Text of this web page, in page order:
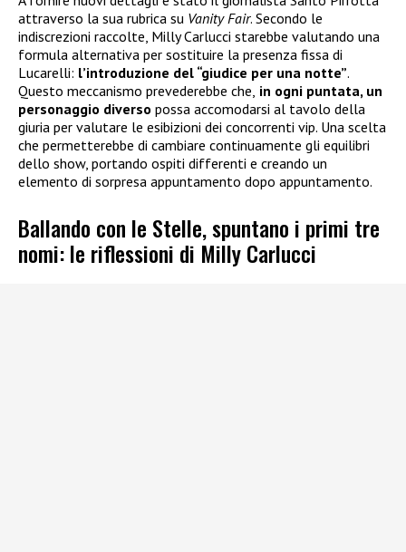
attraverso la sua rubrica su Vanity Fair. Secondo le
indiscrezioni raccolte, Milly Carlucci starebbe valutando una
formula alternativa per sostituire la presenza fissa di
Lucarelli: l’introduzione del “giudice per una notte”.
Questo meccanismo prevederebbe che, in ogni puntata, un
personaggio diverso possa accomodarsi al tavolo della
giuria per valutare le esibizioni dei concorrenti vip. Una scelta
che permetterebbe di cambiare continuamente gli equilibri
dello show, portando ospiti differenti e creando un
elemento di sorpresa appuntamento dopo appuntamento.
Ballando con le Stelle, spuntano i primi tre
nomi: le riflessioni di Milly Carlucci